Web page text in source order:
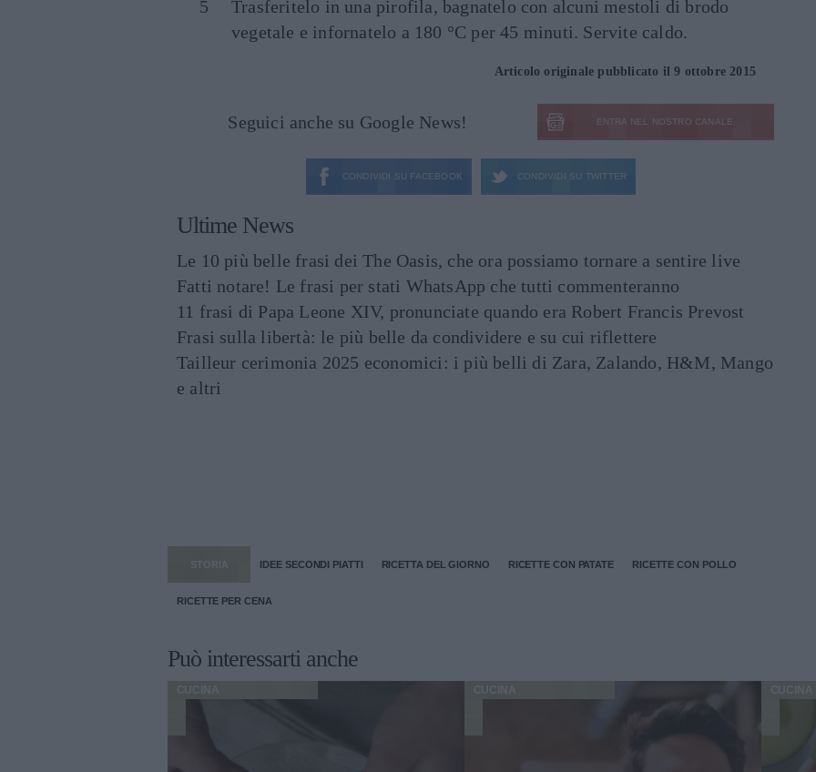
Trasferitelo in una pirofila, bagnatelo con alcuni mestoli di brodo
vegetale e infornatelo a 180 °C per 45 minuti. Servite caldo.
Articolo originale pubblicato il 9 ottobre 2015
Seguici anche su Google News! ENTRA NEL NOSTRO CANALE
CONDIVIDI SU FACEBOOK CONDIVIDI SU TWITTER
Ultime News
Le 10 più belle frasi dei The Oasis, che ora possiamo tornare a sentire live
Fatti notare! Le frasi per stati WhatsApp che tutti commenteranno
11 frasi di Papa Leone XIV, pronunciate quando era Robert Francis Prevost
Frasi sulla libertà: le più belle da condividere e su cui riflettere
Tailleur cerimonia 2025 economici: i più belli di Zara, Zalando, H&M, Mango
e altri
STORIA IDEE SECONDI PIATTI RICETTA DEL GIORNO RICETTE CON PATATE RICETTE CON POLLO
RICETTE PER CENA
Può interessarti anche
CUCINA CUCINA CUCINA